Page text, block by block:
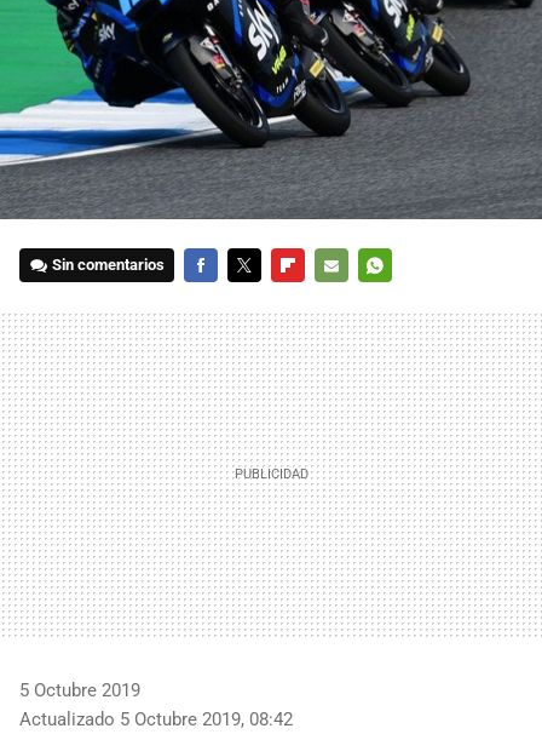
Sin comentarios
MAIL
5 Octubre 2019
Actualizado 5 Octubre 2019, 08:42